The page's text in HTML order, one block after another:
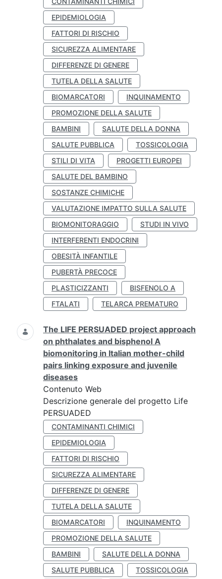
EPIDEMIOLOGIA
FATTORI DI RISCHIO
SICUREZZA ALIMENTARE
DIFFERENZE DI GENERE
TUTELA DELLA SALUTE
BIOMARCATORI
INQUINAMENTO
PROMOZIONE DELLA SALUTE
BAMBINI
SALUTE DELLA DONNA
SALUTE PUBBLICA
TOSSICOLOGIA
STILI DI VITA
PROGETTI EUROPEI
SALUTE DEL BAMBINO
SOSTANZE CHIMICHE
VALUTAZIONE IMPATTO SULLA SALUTE
BIOMONITORAGGIO
STUDI IN VIVO
INTERFERENTI ENDOCRINI
OBESITÀ INFANTILE
PUBERTÀ PRECOCE
PLASTICIZZANTI
BISFENOLO A
FTALATI
TELARCA PREMATURO
The LIFE PERSUADED project approach
on phthalates and bisphenol A
biomonitoring in Italian mother-child
pairs linking exposure and juvenile
diseases
Contenuto Web
Descrizione generale del progetto Life
PERSUADED
CONTAMINANTI CHIMICI
EPIDEMIOLOGIA
FATTORI DI RISCHIO
SICUREZZA ALIMENTARE
DIFFERENZE DI GENERE
TUTELA DELLA SALUTE
BIOMARCATORI
INQUINAMENTO
PROMOZIONE DELLA SALUTE
BAMBINI
SALUTE DELLA DONNA
SALUTE PUBBLICA
TOSSICOLOGIA